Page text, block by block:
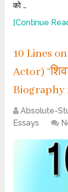
को …
[Continue
10 Lines
Actor)
Biography
Absolute-
Essays